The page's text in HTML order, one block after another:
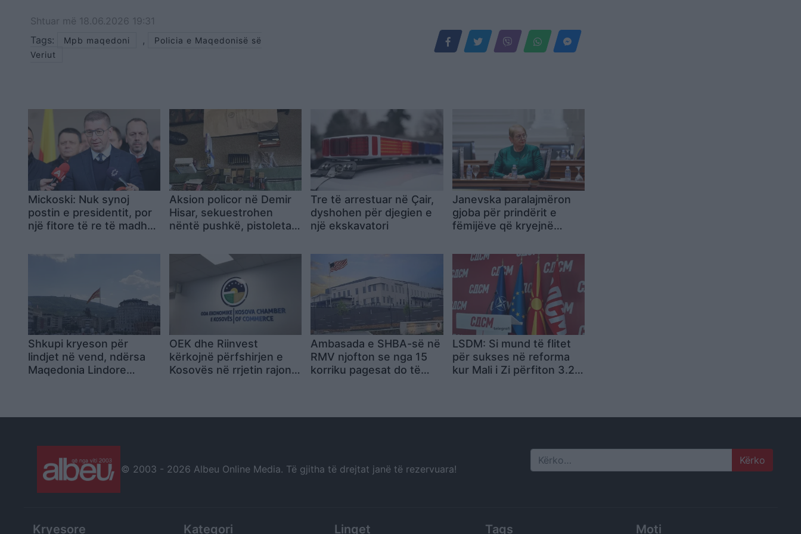
Shtuar më 18.06.2026 19:31
Tags:
Mpb maqedoni ,
Policia e Maqedonisë së
Veriut
Mickoski: Nuk synoj
postin e presidentit, por
një fitore të re të madhe
zgjedhjet parlamentare
Aksion policor në Demir
Hisar, sekuestrohen
nëntë pushkë, pistoleta
katër persona
Tre të arrestuar në Çair,
dyshohen për djegien e
një ekskavatori
Janevska paralajmëron
gjoba për prindërit e
fëmijëve që kryejnë
bashkëmoshatarëve
Shkupi kryeson për
lindjet në vend, ndërsa
Maqedonia Lindore
OEK dhe Riinvest
kërkojnë përfshirjen e
Kosovës në rrjetin rajonal
Ambasada e SHBA-së në
RMV njofton se nga 15
korriku pagesat do të
LSDM: Si mund të flitet
për sukses në reforma
kur Mali i Zi përfiton 3.2
© 2003 - 2026 Albeu Online Media. Të gjitha të drejtat janë të rezervuara! Search
Kryesore Kategori Linqet Tags Moti